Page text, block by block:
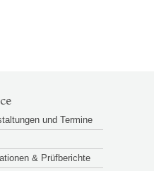
und Termine
& Prüfberichte